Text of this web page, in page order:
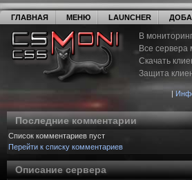
ГЛАВНАЯ МЕНЮ LAUNCHER
В
Все сервера
Скачать
Защита
|
Последние комментарии
Список комментариев пуст
Перейти к списку комментариев
Описание сервера